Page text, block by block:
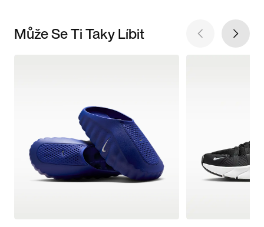
Může Se Ti Taky Líbit